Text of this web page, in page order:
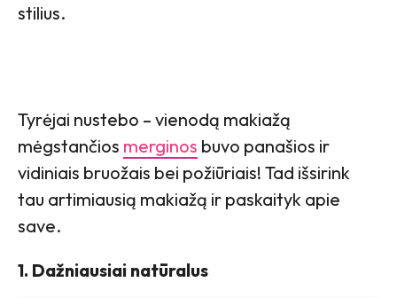
stilius.
Tyrėjai nustebo – vienodą makiažą
mėgstančios merginos buvo panašios ir
vidiniais bruožais bei požiūriais! Tad išsirink
tau artimiausią makiažą ir paskaityk apie
save.
1. Dažniausiai natūralus